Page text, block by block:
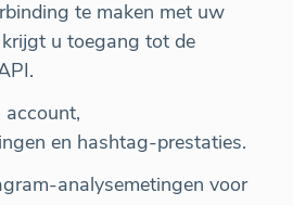
te maken met uw
u toegang tot de
account,
en hashtag-prestaties.
analysemetingen voor